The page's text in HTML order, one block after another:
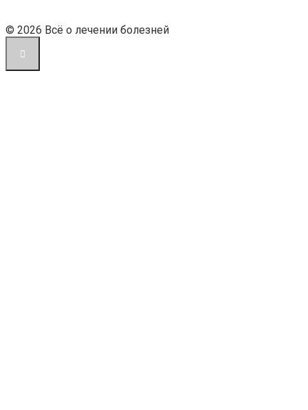
© 2026 Всё о лечении болезней